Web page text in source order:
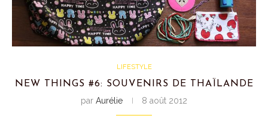
LIFESTYLE
NEW THINGS #6: SOUVENIRS DE THAÏLANDE
par Aurélie 8 août 2012